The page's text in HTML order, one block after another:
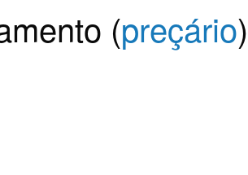
(preçário)